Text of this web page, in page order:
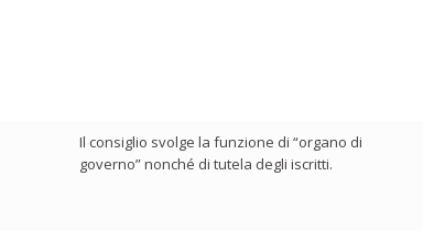
Il consiglio svolge la funzione di “organo di
governo” nonché di tutela degli iscritti.